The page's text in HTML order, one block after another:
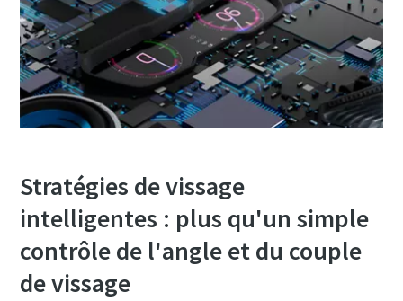
Stratégies de vissage
intelligentes : plus qu'un simple
contrôle de l'angle et du couple
de vissage